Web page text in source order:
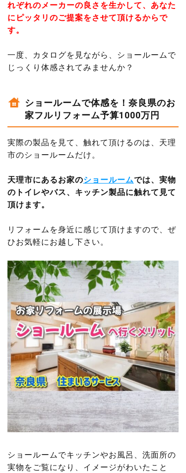
れぞれのメーカーの良さを生かして、あなた
にピッタリのご提案をさせて頂けるからで
す。
一度、カタログを見ながら、ショールームで
じっくり体感されてみませんか？
ショールームで体感を！奈良県のお
家フルリフォーム予算1000万円
実際の製品を見て、触れて頂けるのは、天理
市のショールームだけ。
天理市にあるお家のショールームでは、実物
のトイレやバス、キッチン製品に触れて見て
頂けます。
リフォームを身近に感じて頂けますので、ぜ
ひお気軽にお越し下さい。
ショールームでキッチンやお風呂、洗面所の
実物をご覧になり、イメージがわいたこと